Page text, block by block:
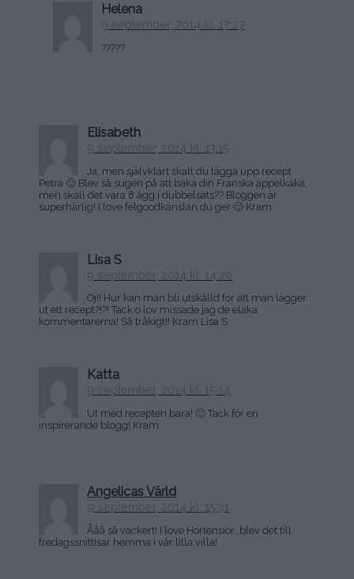
Helena
9 september, 2014 kl. 17:27
?????
Elisabeth
9 september, 2014 kl. 13:15
Ja, men självklart skall du lägga upp recept
Petra 🙂 Blev så sugen på att baka din Franska äppelkaka,
men skall det vara 8 ägg i dubbelsats?? Bloggen är
superhärlig! I love felgoodkänslan du ger 🙂 Kram
Lisa S
9 september, 2014 kl. 14:20
Oj!! Hur kan man bli utskälld för att man lägger
ut ett recept?!?! Tack o lov missade jag de elaka
kommentarerna! Så tråkigt!! Kram Lisa S
Katta
9 september, 2014 kl. 15:14
Ut med recepten bara! 🙂 Tack för en
inspirerande blogg! Kram
Angelicas Värld
9 september, 2014 kl. 15:31
Ååå så vackert! I love Hortensior…blev det till
fredagssnittisar hemma i vår lilla villa!